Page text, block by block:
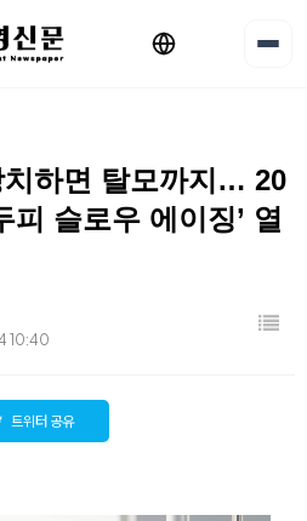
하면 탈모까지… 20
피 슬로우 에이징’ 열
10:40
트위터 공유